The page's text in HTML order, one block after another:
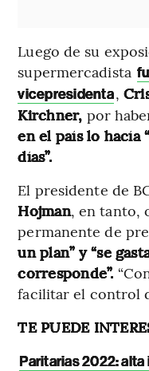
Luego de su
supermercadista
vicepresidenta,
Kirchner, por
en el país lo hacía
días”.
El presidente de
Hojman, en tanto,
permanente de
un plan” y “se
corresponde”.
facilitar el control
TE PUEDE
Paritarias 2022: